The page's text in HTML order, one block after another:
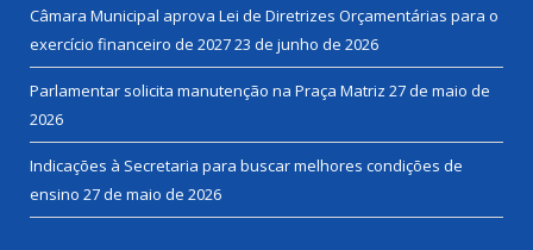
Câmara Municipal aprova Lei de Diretrizes Orçamentárias para o
exercício financeiro de 202723 de junho de 2026
Parlamentar solicita manutenção na Praça Matriz 27 de maio de
2026
Indicações à Secretaria para buscar melhores condições de
ensino 27 de maio de 2026